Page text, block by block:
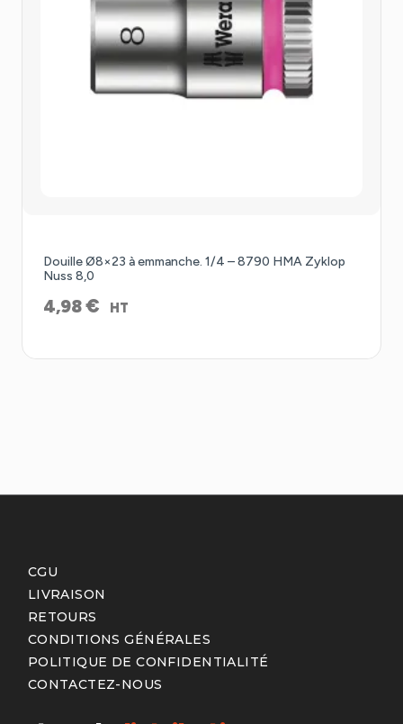
Douille Ø8×23 à emmanche. 1/4 – 8790 HMA Zyklop
Nuss 8,0
4,98€ HT
CGU
LIVRAISON
RETOURS
CONDITIONS GÉNÉRALES
POLITIQUE DE CONFIDENTIALITÉ
CONTACTEZ-NOUS